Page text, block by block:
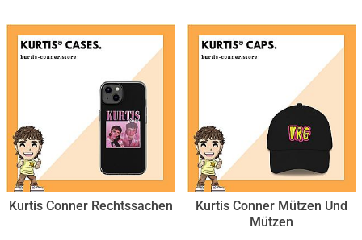
Kurtis Conner Rechtssachen
Kurtis Conner Mützen Und
Mützen